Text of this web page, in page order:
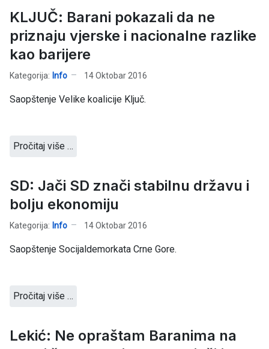
KLJUČ: Barani pokazali da ne
priznaju vjerske i nacionalne razlike
kao barijere
Kategorija: Info 14 Oktobar 2016
Saopštenje Velike koalicije Ključ.
Pročitaj više …
SD: Jači SD znači stabilnu državu i
bolju ekonomiju
Kategorija: Info 14 Oktobar 2016
Saopštenje Socijaldemorkata Crne Gore.
Pročitaj više …
Lekić: Ne opraštam Baranima na